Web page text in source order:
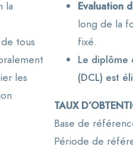
la
tous
les
Evaluation
long de la
fixé.
Le diplôme
(DCL) est
TAUX
Base de
Période de